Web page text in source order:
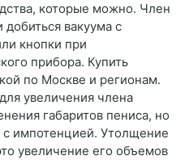
которые можно. Член
вакуума с
кнопки при
прибора. Купить
по Москве и регионам.
увеличения члена
габаритов пениса, но
с импотенцией. Утолщение
увеличение его объемов